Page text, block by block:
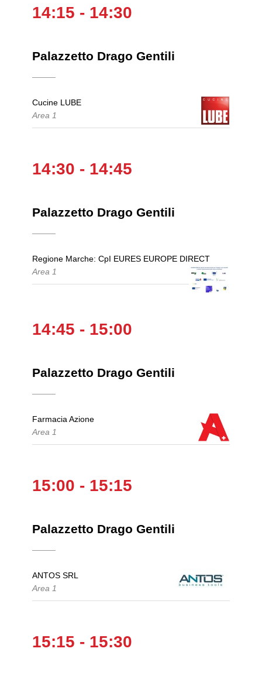
14:15 - 14:30
Palazzetto Drago Gentili
Cucine LUBE
Area 1
14:30 - 14:45
Palazzetto Drago Gentili
Regione Marche: CpI EURES EUROPE DIRECT
Area 1
14:45 - 15:00
Palazzetto Drago Gentili
Farmacia Azione
Area 1
15:00 - 15:15
Palazzetto Drago Gentili
ANTOS SRL
Area 1
15:15 - 15:30